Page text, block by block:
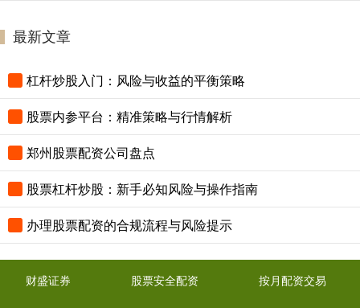
最新文章
杠杆炒股入门：风险与收益的平衡策略
股票内参平台：精准策略与行情解析
郑州股票配资公司盘点
股票杠杆炒股：新手必知风险与操作指南
办理股票配资的合规流程与风险提示
财盛证券 股票安全配资 按月配资交易